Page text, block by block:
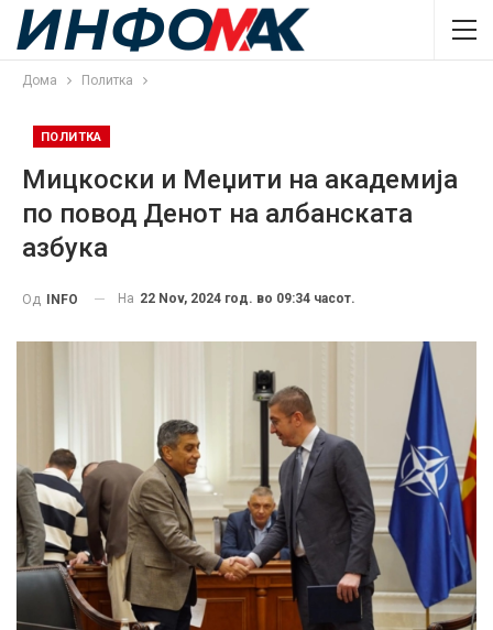
Дома Политка
ПОЛИТКА
Mицкоски и Меџити на академија
по повод Денот на албанската
азбука
Од INFO На 22 Nov, 2024 год. во 09:34 часот.